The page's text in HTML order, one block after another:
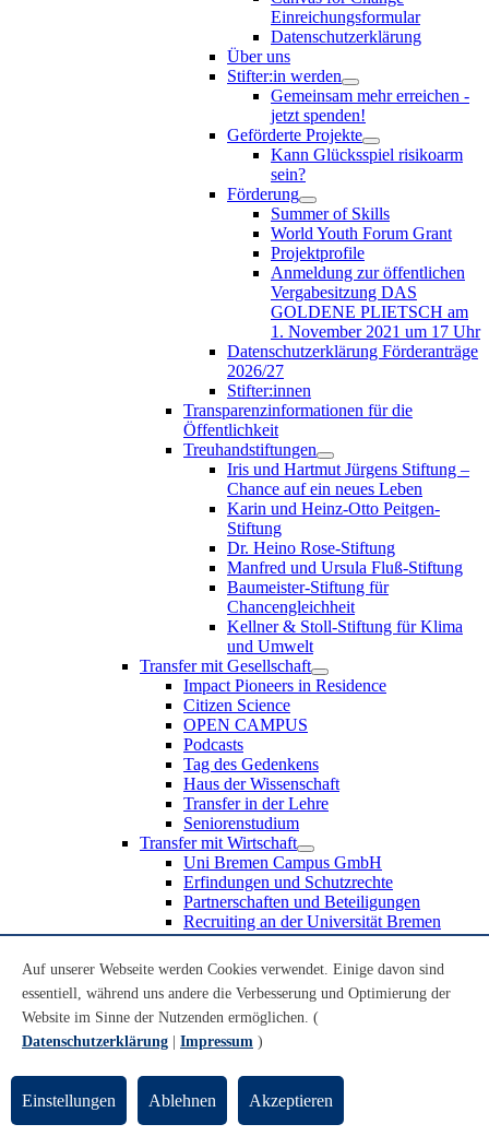
Einreichungsformular
Datenschutzerklärung
Über uns
Stifter:in werden
Gemeinsam mehr erreichen -
jetzt spenden!
Geförderte Projekte
Kann Glücksspiel risikoarm
sein?
Förderung
Summer of Skills
World Youth Forum Grant
Projektprofile
Anmeldung zur öffentlichen
Vergabesitzung DAS
GOLDENE PLIETSCH am
1. November 2021 um 17 Uhr
Datenschutzerklärung Förderanträge
2026/27
Stifter:innen
Transparenzinformationen für die
Öffentlichkeit
Treuhandstiftungen
Iris und Hartmut Jürgens Stiftung –
Chance auf ein neues Leben
Karin und Heinz-Otto Peitgen-
Stiftung
Dr. Heino Rose-Stiftung
Manfred und Ursula Fluß-Stiftung
Baumeister-Stiftung für
Chancengleichheit
Kellner & Stoll-Stiftung für Klima
und Umwelt
Transfer mit Gesellschaft
Impact Pioneers in Residence
Citizen Science
OPEN CAMPUS
Podcasts
Tag des Gedenkens
Haus der Wissenschaft
Transfer in der Lehre
Seniorenstudium
Transfer mit Wirtschaft
Uni Bremen Campus GmbH
Erfindungen und Schutzrechte
Partnerschaften und Beteiligungen
Recruiting an der Universität Bremen
Weiterbildung an der Universität Bremen
Transfer mit Schule
Schülerinnen und Schüler
MINT-Schnupperstudium
Schulklassen
Lehrkräfte
UniTransfer - Servicestelle für Transferaktivitäten
Transfermagazin der Universität Bremen
Auf unserer Webseite werden Cookies verwendet. Einige davon sind
essentiell, während uns andere die Verbesserung und Optimierung der
Website im Sinne der Nutzenden ermöglichen. (
Datenschutzerklärung
Impressum )
Einstellungen Ablehnen Akzeptieren